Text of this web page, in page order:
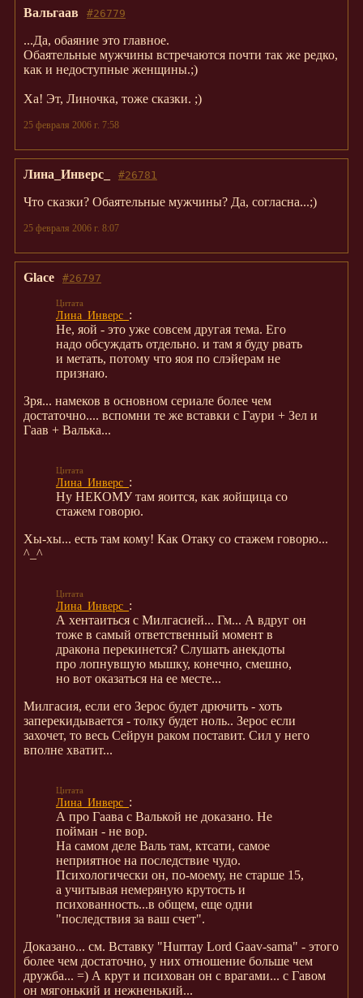
#26779
Вальгаав
...Да, обаяние это главное.
Обаятельные мужчины встречаются почти так же редко,
как и недоступные женщины.;)
Ха! Эт, Линочка, тоже сказки. ;)
25 февраля 2006 г. 7:58
#26781
Лина_Инверс_
Что сказки? Обаятельные мужчины? Да, согласна...;)
25 февраля 2006 г. 8:07
#26797
Glace
Лина_Инверс_ :
Не, яой - это уже совсем другая тема. Его
надо обсуждать отдельно. и там я буду рвать
и метать, потому что яоя по слэйерам не
признаю.
Зря... намеков в основном сериале более чем
достаточно.... вспомни те же вставки с Гаури + Зел и
Гаав + Валька...
Лина_Инверс_ :
Ну НЕКОМУ там яоится, как яойщица со
стажем говорю.
Хы-хы... есть там кому! Как Отаку со стажем говорю...
^_^
Лина_Инверс_ :
А хентаиться с Милгасией... Гм... А вдруг он
тоже в самый ответственный момент в
дракона перекинется? Слушать анекдоты
про лопнувшую мышку, конечно, смешно,
но вот оказаться на ее месте...
Милгасия, если его Зерос будет дрючить - хоть
заперекидывается - толку будет ноль.. Зерос если
захочет, то весь Сейрун раком поставит. Сил у него
вполне хватит...
Лина_Инверс_ :
А про Гаава с Валькой не доказано. Не
пойман - не вор.
На самом деле Валь там, ктсати, самое
неприятное на последствие чудо.
Психологически он, по-моему, не старше 15,
а учитывая немеряную крутость и
психованность...в общем, еще одни
"последствия за ваш счет".
Доказано... см. Вставку "Hurrray Lord Gaav-sama" - этого
более чем достаточно, у них отношение больше чем
дружба... =) А крут и психован он с врагами... с Гавом
он мягонький и нежненький...